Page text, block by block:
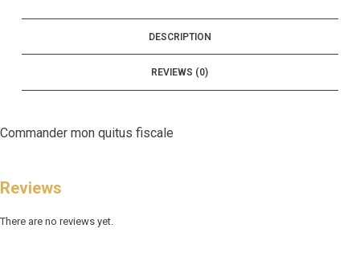
DESCRIPTION
REVIEWS (0)
Commander mon quitus fiscale
Reviews
There are no reviews yet.